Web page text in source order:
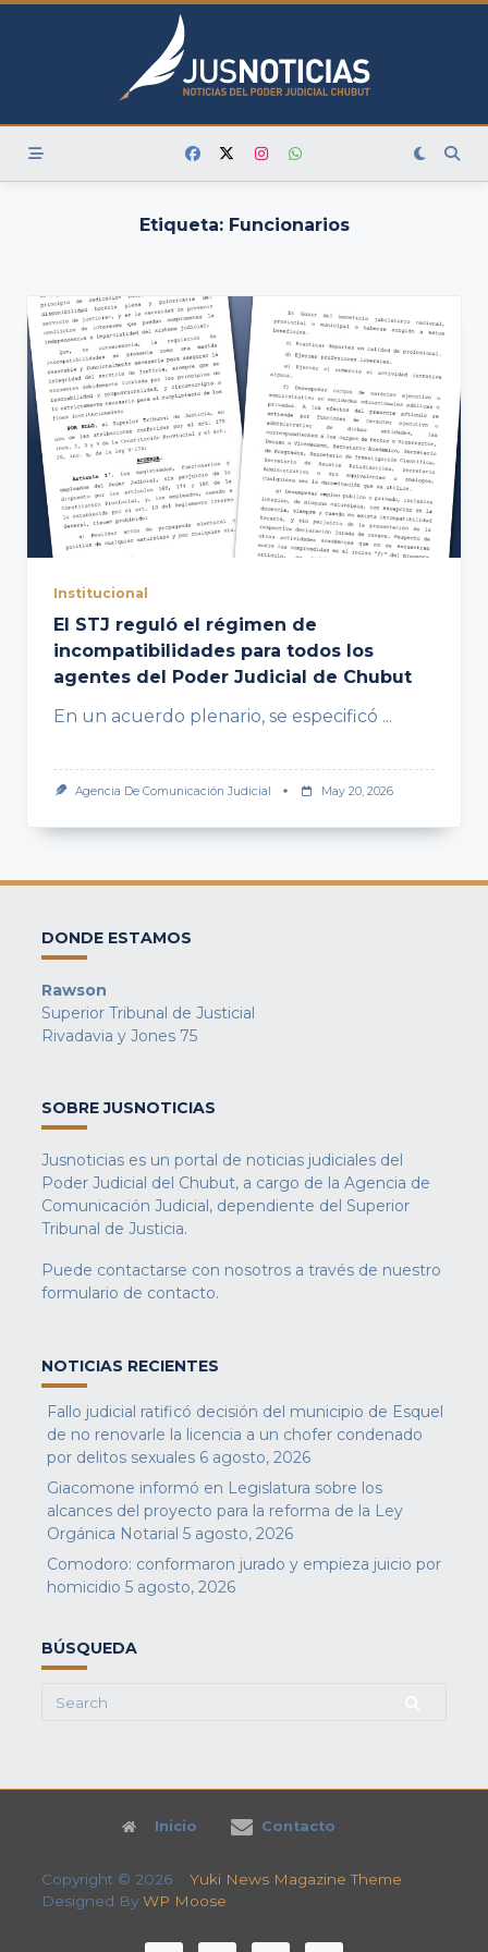
Skip
Etiqueta: Funcionarios
Institucional
El STJ reguló el régimen de
incompatibilidades para todos los
agentes del Poder Judicial de Chubut
En un acuerdo plenario, se especificó ...
Agencia De Comunicación Judicial May 20, 2026
DONDE ESTAMOS
Rawson
Superior Tribunal de Justicial
Rivadavia y Jones 75
SOBRE JUSNOTICIAS
Jusnoticias es un portal de noticias judiciales del
Poder Judicial del Chubut, a cargo de la Agencia de
Comunicación Judicial, dependiente del Superior
Tribunal de Justicia.
Puede contactarse con nosotros a través de nuestro
formulario de contacto.
NOTICIAS RECIENTES
Fallo judicial ratificó decisión del municipio de Esquel
de no renovarle la licencia a un chofer condenado
por delitos sexuales 6 agosto, 2026
Giacomone informó en Legislatura sobre los
alcances del proyecto para la reforma de la Ley
Orgánica Notarial 5 agosto, 2026
Comodoro: conformaron jurado y empieza juicio por
homicidio 5 agosto, 2026
BÚSQUEDA
Search
Inicio Contacto
Copyright © 2026 Yuki News Magazine Theme
Designed By WP Moose